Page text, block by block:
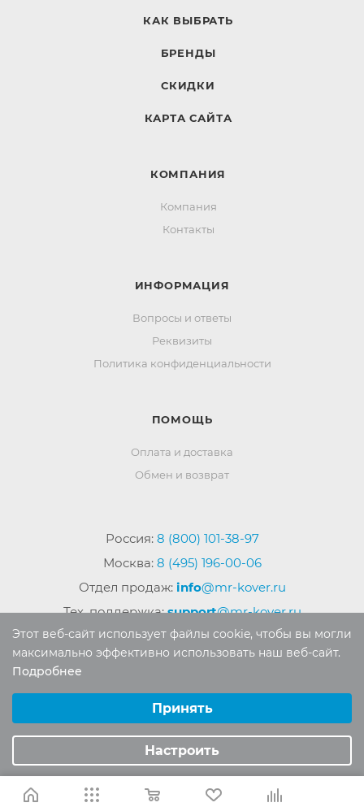
КАК ВЫБРАТЬ
БРЕНДЫ
СКИДКИ
КАРТА САЙТА
КОМПАНИЯ
Компания
Контакты
ИНФОРМАЦИЯ
Вопросы и ответы
Реквизиты
Политика конфиденциальности
ПОМОЩЬ
Оплата и доставка
Обмен и возврат
Россия: 8 (800) 101-38-97
Москва: 8 (495) 196-00-06
Отдел продаж: info@mr-kover.ru
Тех. поддержка:support@mr-kover.ru
материалов сайта без письменного разрешения
запрещено.
Этот веб-сайт использует файлы cookie, чтобы вы могли
максимально эффективно использовать наш веб-сайт.
Подробнее
Аналитические/Функциональные
Принять
Настроить